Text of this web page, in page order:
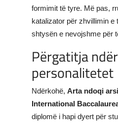
formimit të tyre. Më pas,
katalizator për zhvillimin
shtysën e nevojshme për
Përgatitja
personalitetet
Ndërkohë, Arta ndoqi
International
diplomë i hapi dyert për